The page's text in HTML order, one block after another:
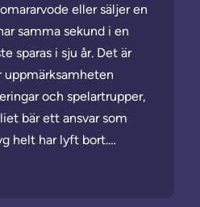
eller säljer en
samma sekund i en
sparas i sju år. Det är
och spelartrupper,
bär ett ansvar som
helt har lyft bort.…